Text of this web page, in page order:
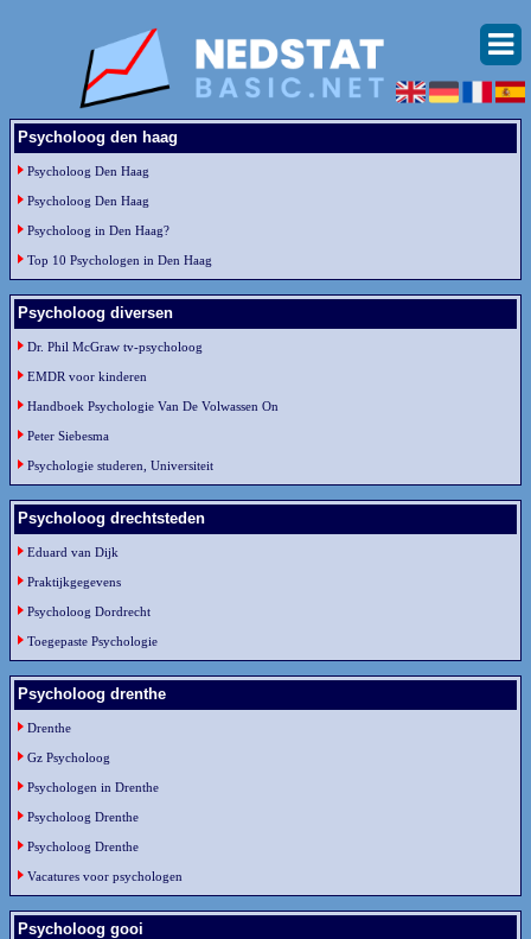
Psycholoog den haag
Psycholoog Den Haag
Psycholoog Den Haag
Psycholoog in Den Haag?
Top 10 Psychologen in Den Haag
Psycholoog diversen
Dr. Phil McGraw tv-psycholoog
EMDR voor kinderen
Handboek Psychologie Van De Volwassen On
Peter Siebesma
Psychologie studeren, Universiteit
Psycholoog drechtsteden
Eduard van Dijk
Praktijkgegevens
Psycholoog Dordrecht
Toegepaste Psychologie
Psycholoog drenthe
Drenthe
Gz Psycholoog
Psychologen in Drenthe
Psycholoog Drenthe
Psycholoog Drenthe
Vacatures voor psychologen
Psycholoog gooi